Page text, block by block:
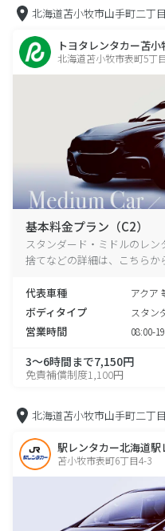
北海道苫小牧市山手町二丁
トヨタレンタカー苫小
北海道苫小牧市表町5丁
基本料金プラン（C2）
スタンダード・ミドルのレ
捨てなどの詳細は、こちらか
代表車種 アクア
ボディタイプ スタン
営業時間 08:00-
3～6時間まで7,150円
免責補償制度1,100円
北海道苫小牧市山手町二丁
駅レンタカー北海道
苫小牧市表町6丁目4-3